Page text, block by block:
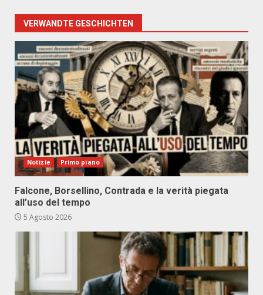
VERWANDTE GESCHICHTEN
Notizie Primo piano
Falcone, Borsellino, Contrada e la verità piegata
all’uso del tempo
5 Agosto 2026